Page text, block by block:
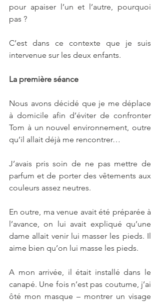
pour apaiser l’un et l’autre, pourquoi
pas ?
C’est dans ce contexte que je suis
intervenue sur les deux enfants.
La première séance
Nous avons décidé que je me déplace
à domicile afin d’éviter de confronter
Tom à un nouvel environnement, outre
qu’il allait déjà me rencontrer…
J’avais pris soin de ne pas mettre de
parfum et de porter des vêtements aux
couleurs assez neutres.
En outre, ma venue avait été préparée à
l’avance, on lui avait expliqué qu’une
dame allait venir lui masser les pieds. Il
aime bien qu’on lui masse les pieds.
A mon arrivée, il était installé dans le
canapé. Une fois n’est pas coutume, j’ai
ôté mon masque – montrer un visage